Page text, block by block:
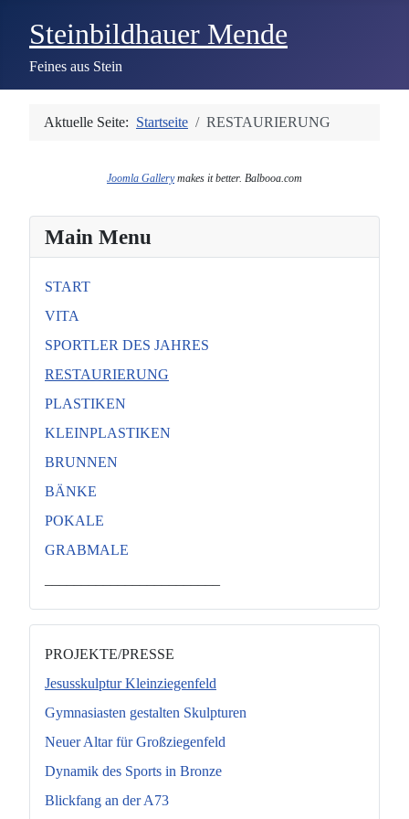
Steinbildhauer Mende
Feines aus Stein
Aktuelle Seite: Startseite RESTAURIERUNG
Joomla Gallerymakes it better. Balbooa.com
Main Menu
START
VITA
SPORTLER DES JAHRES
RESTAURIERUNG
PLASTIKEN
KLEINPLASTIKEN
BRUNNEN
BÄNKE
POKALE
GRABMALE
PROJEKTE/PRESSE
Jesusskulptur Kleinziegenfeld
Gymnasiasten gestalten Skulpturen
Neuer Altar für Großziegenfeld
Dynamik des Sports in Bronze
Blickfang an der A73